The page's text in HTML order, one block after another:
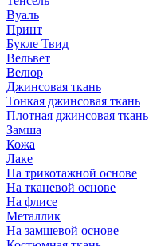
Вуаль
Принт
Букле Твид
Вельвет
Велюр
Джинсовая ткань
Тонкая джинсовая ткань
Плотная джинсовая ткань
Замша
Кожа
Лаке
На трикотажной основе
На тканевой основе
На флисе
Металлик
На замшевой основе